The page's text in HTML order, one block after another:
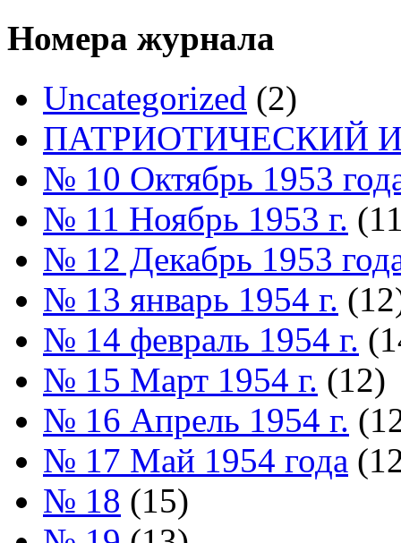
Номера журнала
Uncategorized (2)
ПАТРИОТИЧЕСКИЙ
№ 10 Октябрь 1953
№ 11 Ноябрь 1953 г.
№ 12 Декабрь 1953
№ 13 январь 1954 г.
№ 14 февраль 1954 г.
№ 15 Март 1954 г. (12)
№ 16 Апрель 1954 г.
№ 17 Май 1954 года
№ 18 (15)